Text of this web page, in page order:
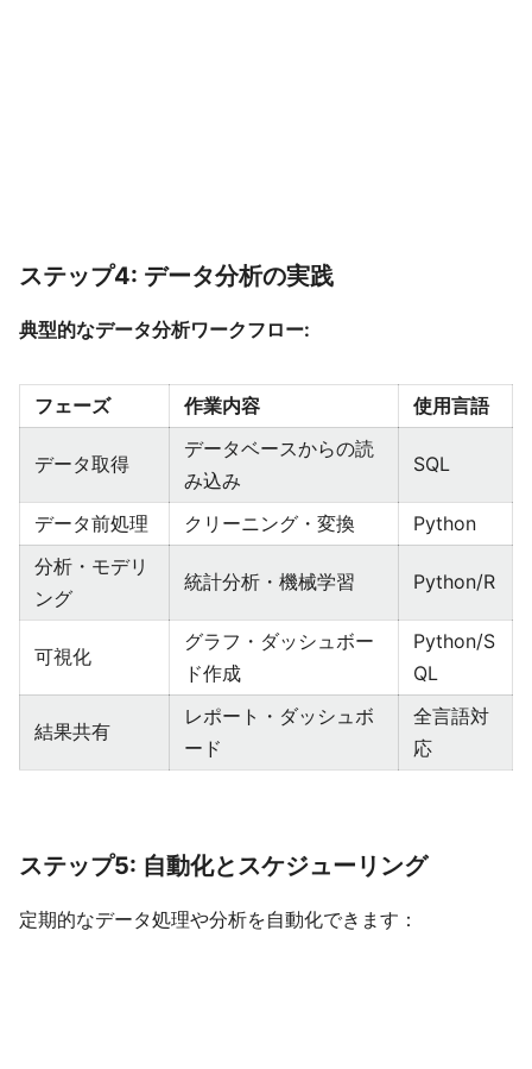
ステップ4: データ分析の実践
典型的なデータ分析ワークフロー:
フェーズ 作業内容 使用言語
データ取得
データベースからの読
み込み
SQL
データ前処理 クリーニング・変換
Python
分析・モデリ
ング
統計分析・機械学習 Python/R
可視化
グラフ・ダッシュボー
ド作成
Python/S
QL
結果共有
レポート・ダッシュボ
ード
全言語対
応
ステップ5: 自動化とスケジューリング
定期的なデータ処理や分析を自動化できます：